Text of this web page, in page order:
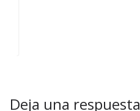
Deja una respuesta